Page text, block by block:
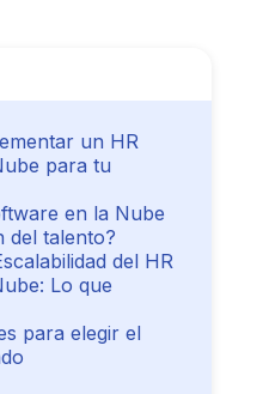
un HR
para tu
en la Nube
del talento?
del HR
Lo que
para elegir el